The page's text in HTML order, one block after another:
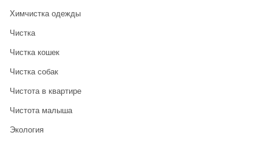
Химчистка одежды
Чистка
Чистка кошек
Чистка собак
Чистота в квартире
Чистота малыша
Экология